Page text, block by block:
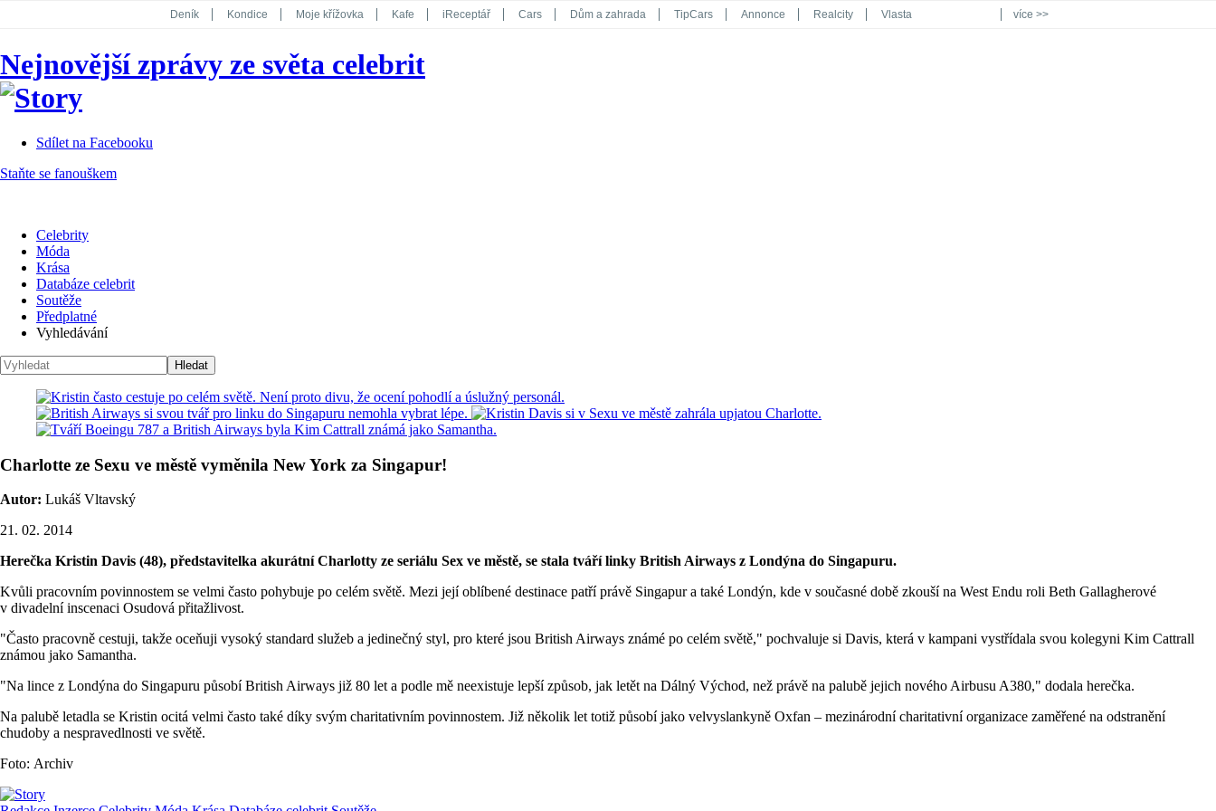
Deník Kondice Moje křížovka Kafe iReceptář Cars Dům a zahrada TipCars Annonce Realcity Vlasta
Koktejl
více >>
Nejnovější zprávy ze světa celebrit
Sdílet na Facebooku
Staňte se fanouškem
Celebrity
Móda
Krása
Databáze celebrit
Soutěže
Předplatné
Vyhledávání
Charlotte ze Sexu ve městě vyměnila New York za Singapur!
Autor: Lukáš Vltavský
21. 02. 2014
Herečka Kristin Davis (48), představitelka akurátní Charlotty ze seriálu Sex ve městě, se stala tváří linky British Airways z Londýna do Singapuru.
Kvůli pracovním povinnostem se velmi často pohybuje po celém světě. Mezi její oblíbené destinace patří právě Singapur a také Londýn, kde v současné době zkouší na West Endu roli Beth Gallagherové
v divadelní inscenaci Osudová přitažlivost.
"Často pracovně cestuji, takže oceňuji vysoký standard služeb a jedinečný styl, pro které jsou British Airways známé po celém světě," pochvaluje si Davis, která v kampani vystřídala svou kolegyni Kim Cattrall
známou jako Samantha.
"Na lince z Londýna do Singapuru působí British Airways již 80 let a podle mě neexistuje lepší způsob, jak letět na Dálný Východ, než právě na palubě jejich nového Airbusu A380," dodala herečka.
Na palubě letadla se Kristin ocitá velmi často také díky svým charitativním povinnostem. Již několik let totiž působí jako velvyslankyně Oxfan – mezinárodní charitativní organizace zaměřené na odstranění
chudoby a nespravedlnosti ve světě.
Foto: Archiv